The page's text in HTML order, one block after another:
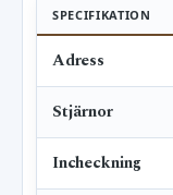
SPECIFIKATION
Adress
Stjärnor
Incheckning